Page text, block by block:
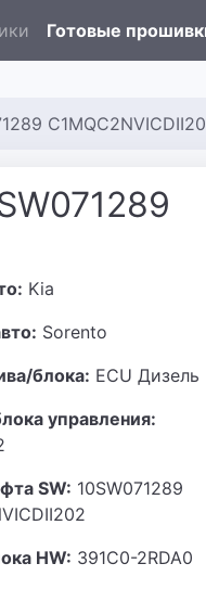
Готовые
Kia
Sorento
блока: ECU Дизель
управления:
SW: 10SW071289
HW: 391C0-2RDA0